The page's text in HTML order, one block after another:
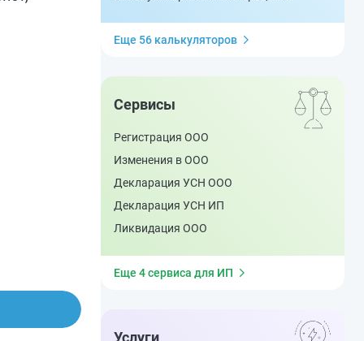
Еще 56 калькуляторов
Сервисы
Регистрация ООО
Изменения в ООО
Декларация УСН ООО
Декларация УСН ИП
Ликвидация ООО
Еще 4 сервиса для ИП
Услуги